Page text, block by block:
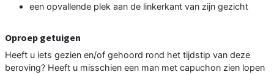
een opvallende plek aan de linkerkant van zijn gezicht
Oproep getuigen
Heeft u iets gezien en/of gehoord rond het tijdstip van deze
beroving? Heeft u misschien een man met capuchon zien lopen